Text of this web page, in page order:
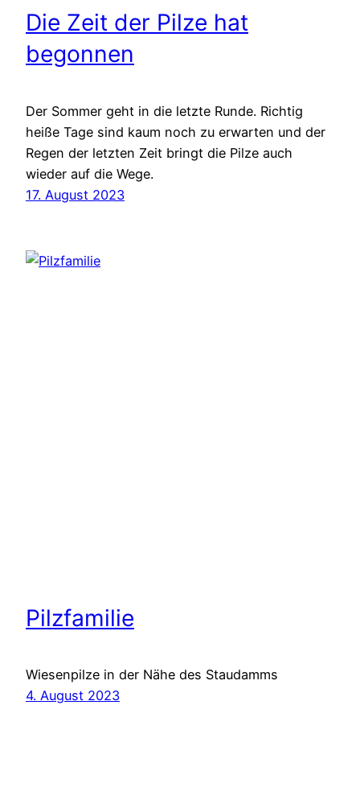
Die Zeit der Pilze hat
begonnen
Der Sommer geht in die letzte Runde. Richtig
heiße Tage sind kaum noch zu erwarten und der
Regen der letzten Zeit bringt die Pilze auch
wieder auf die Wege.
17. August 2023
Pilzfamilie
Wiesenpilze in der Nähe des Staudamms
4. August 2023